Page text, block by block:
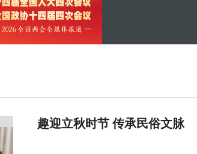
趣迎立秋时节 传承民俗文脉